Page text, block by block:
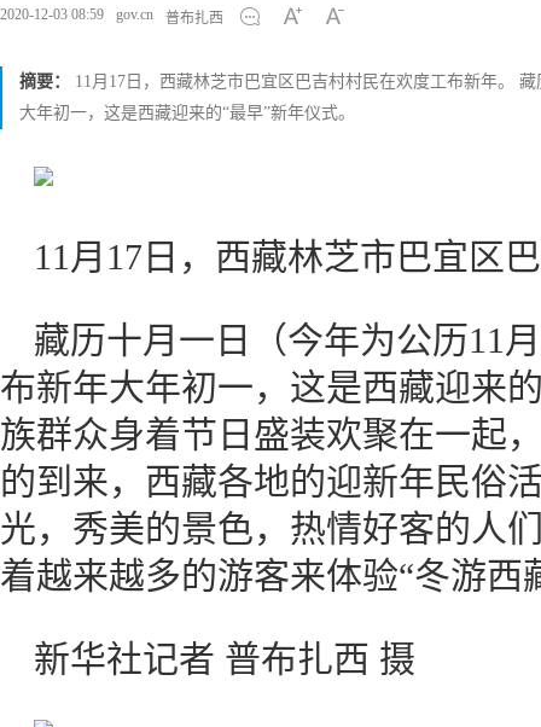
2020-12-03 08:59 gov.cn 普布扎西
摘要：
11月17日，西藏林芝市巴宜区巴吉村村民在欢度工布新年。
大年初一，这是西藏迎来的“最早”新年仪式。
11月17日，西藏林芝市巴宜区
藏历十月一日（今年为公历11
布新年大年初一，这是西藏迎来
族群众身着节日盛装欢聚在一起
的到来，西藏各地的迎新年民俗
光，秀美的景色，热情好客的人
着越来越多的游客来体验“冬游西
新华社记者 普布扎西 摄